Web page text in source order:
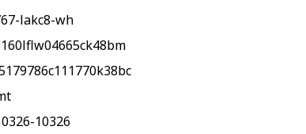
lakc8-wh
10326